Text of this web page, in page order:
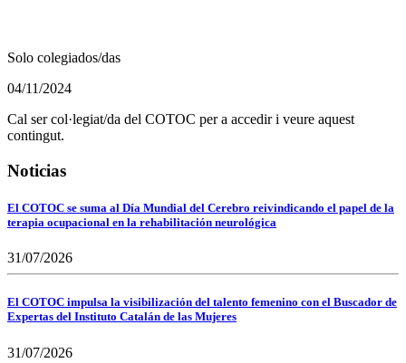
Solo colegiados/das
04/11/2024
Cal ser col·legiat/da del COTOC per a accedir i veure aquest
contingut.
Noticias
El COTOC se suma al Día Mundial del Cerebro reivindicando el papel de la
terapia ocupacional en la rehabilitación neurológica
31/07/2026
El COTOC impulsa la visibilización del talento femenino con el Buscador de
Expertas del Instituto Catalán de las Mujeres
31/07/2026